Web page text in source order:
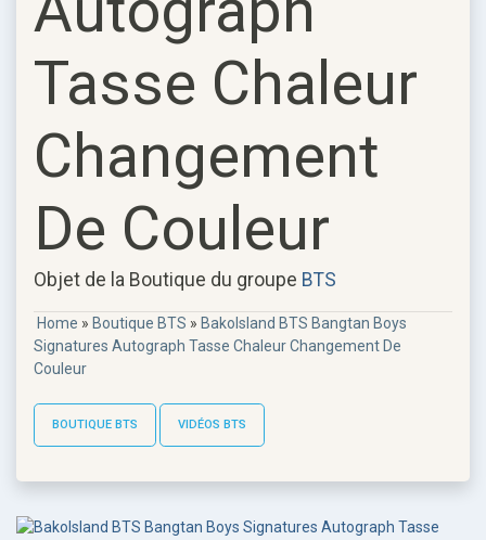
Tasse Chaleur
Changement
De Couleur
Objet de la Boutique du groupe BTS
Home » Boutique BTS » BakoIsland BTS Bangtan Boys
Signatures Autograph Tasse Chaleur Changement De
Couleur
BOUTIQUE BTS VIDÉOS BTS